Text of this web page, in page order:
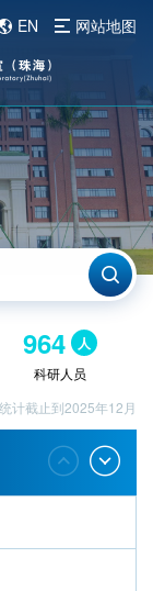
EN 网站地图
964 人
科研人员
计截止到2025年12月